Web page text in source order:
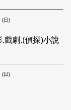
(日)
戲劇.(偵探)小說
(日)